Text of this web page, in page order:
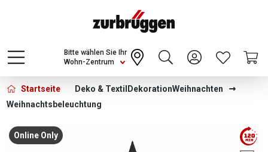
Choose a different country or region to see
content for your location and shop online
CONTINUE
Wohn-Zentrum
Bitte wählen Sie Ihr
Startseite Deko & Textil DekorationWeihnachten
Weihnachtsbeleuchtung
Bildergalerie überspringen
Online Only